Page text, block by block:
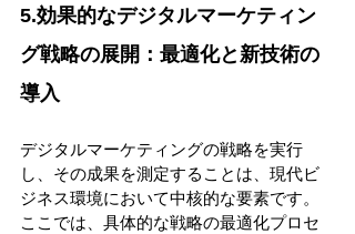
5.効果的なデジタルマーケティン
グ戦略の展開：最適化と新技術の
導入
デジタルマーケティングの戦略を実行
し、その成果を測定することは、現代ビ
ジネス環境において中核的な要素です。
ここでは、具体的な戦略の最適化プロセ